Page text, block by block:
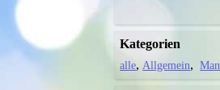
Kategorien
alle Allgemein